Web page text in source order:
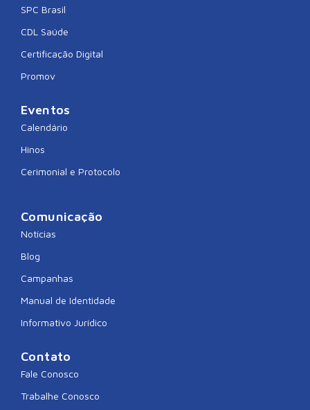
SPC Brasil
CDL Saúde
Certificação Digital
Promov
Eventos
Calendário
Hinos
Cerimonial e Protocolo
Comunicação
Notícias
Blog
Campanhas
Manual de Identidade
Informativo Jurídico
Contato
Fale Conosco
Trabalhe Conosco